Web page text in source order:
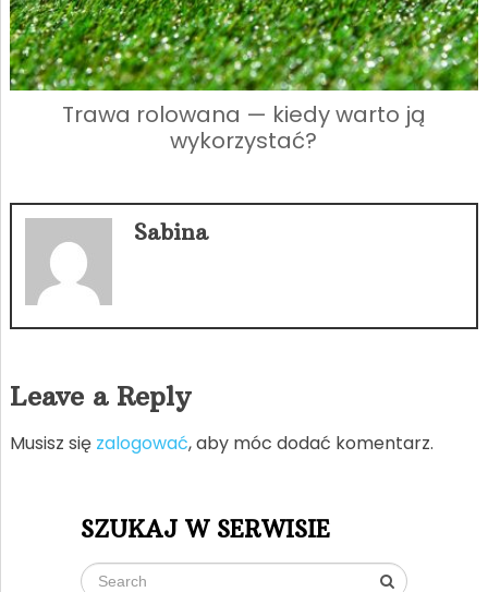
Trawa rolowana — kiedy warto ją
wykorzystać?
Sabina
Leave a Reply
Musisz się zalogować, aby móc dodać komentarz.
SZUKAJ W SERWISIE